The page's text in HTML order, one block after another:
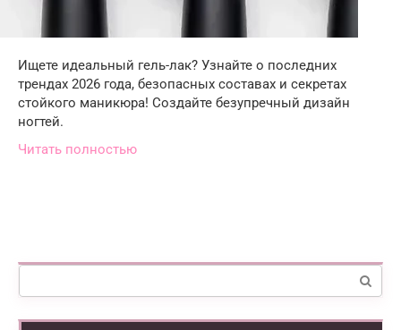
Ищете идеальный гель-лак? Узнайте о последних
трендах 2026 года, безопасных составах и секретах
стойкого маникюра! Создайте безупречный дизайн
ногтей.
Читать полностью
Поиск: